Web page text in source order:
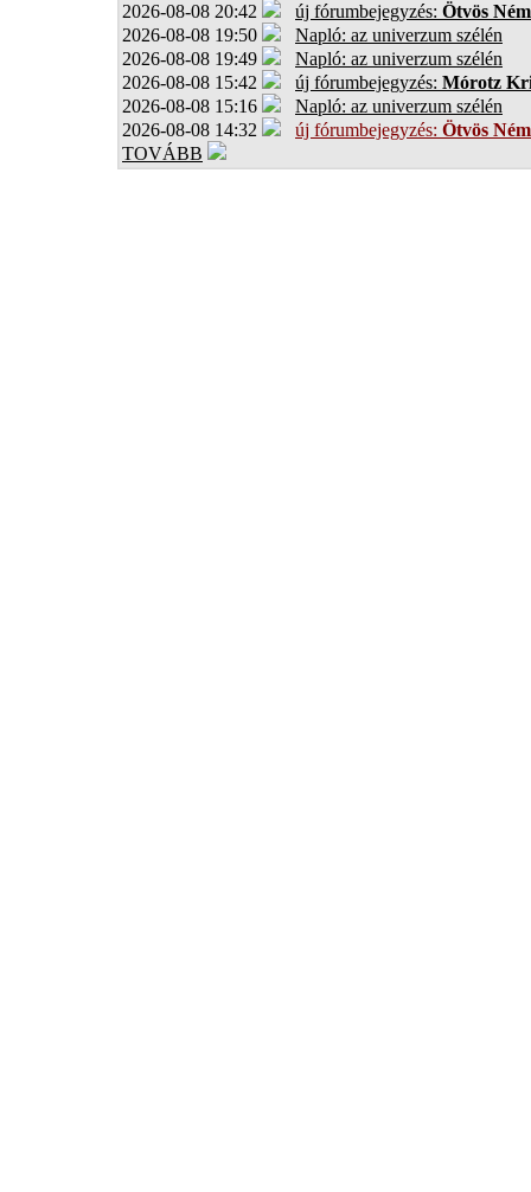
2026-08-08 20:42 új fórumbejegyzés: Ötvös
2026-08-08 19:50
Napló: az univerzum szélén
2026-08-08 19:49
Napló: az univerzum szélén
2026-08-08 15:42
új fórumbejegyzés: Mórotz
2026-08-08 15:16
Napló: az univerzum szélén
2026-08-08 14:32
új fórumbejegyzés: Ötvös
TOVÁBB